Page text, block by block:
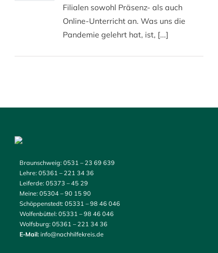
Filialen sowohl Präsenz- als auch
Online-Unterricht an. Was uns die
Pandemie gelehrt hat, ist, [...]
Braunschweig: 0531 – 23 69 639
Lehre: 05361 – 221 34 36
Leiferde: 05373 – 45 29
Meine: 05304 – 90 15 90
Schöppenstedt: 05331 – 98 46 046
Wolfenbüttel: 05331 – 98 46 046
Wolfsburg: 05361 – 221 34 36
E-Mail:info@nachhilfekreis.de